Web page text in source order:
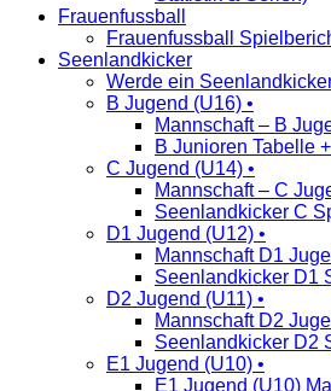
Frauenfussball
Frauenfussball
Seenlandkicker
Werde ein
B Jugend (U16) •
Mannschaft – B
B Junioren Tabelle
C Jugend (U14) •
Mannschaft – C
Seenlandkicker C
D1 Jugend (U12) •
Mannschaft D1
Seenlandkicker D1
D2 Jugend (U11) •
Mannschaft D2
Seenlandkicker D2
E1 Jugend (U10) •
E1 Jugend (U10)